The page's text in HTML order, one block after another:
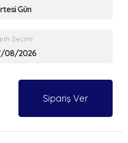
Gün
Seçimi
Sipariş Ver